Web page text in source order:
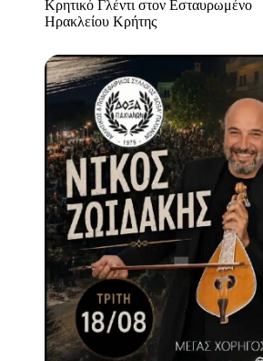
Κρητικό Γλέντι στον Εσταυρωμένο
Ηρακλείου Κρήτης